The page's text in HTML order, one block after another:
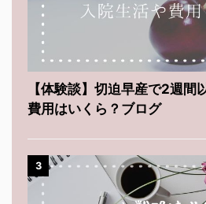
【体験談】切迫早産で2週間
費用はいくら？ブログ
3